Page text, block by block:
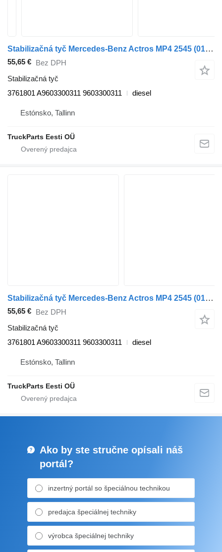
Stabilizačná tyč Mercedes-Benz Actros MP4 2545 (01.13-) 3761801 na ťahača Mercedes-Benz Actros MP4 Antos Arocs (2012-)
55,65 € Bez DPH
Stabilizačná tyč
3761801 A9603300311 9603300311
diesel
Estónsko, Tallinn
TruckParts Eesti OÜ
Stabilizačná tyč Mercedes-Benz Actros MP4 2545 (01.13-) 3761801 na ťahača Mercedes-Benz Actros MP4 Antos Arocs (2012-)
55,65 € Bez DPH
Stabilizačná tyč
3761801 A9603300311 9603300311
diesel
Estónsko, Tallinn
TruckParts Eesti OÜ
Ako by ste stručne opísali náš
portál?
inzertný portál so špeciálnou technikou
predajca špeciálnej techniky
výrobca špeciálnej techniky